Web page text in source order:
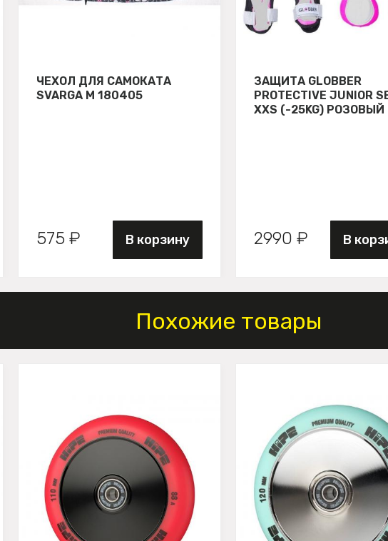
ЧЕХОЛ ДЛЯ САМОКАТА
SVARGA М 180405
575 ₽ В корзину
ЗАЩИТА GLOBBER
PROTECTIVE JUNIOR
XXS (-25KG) РОЗОВЫЙ
2990 ₽ В
Похожие товары